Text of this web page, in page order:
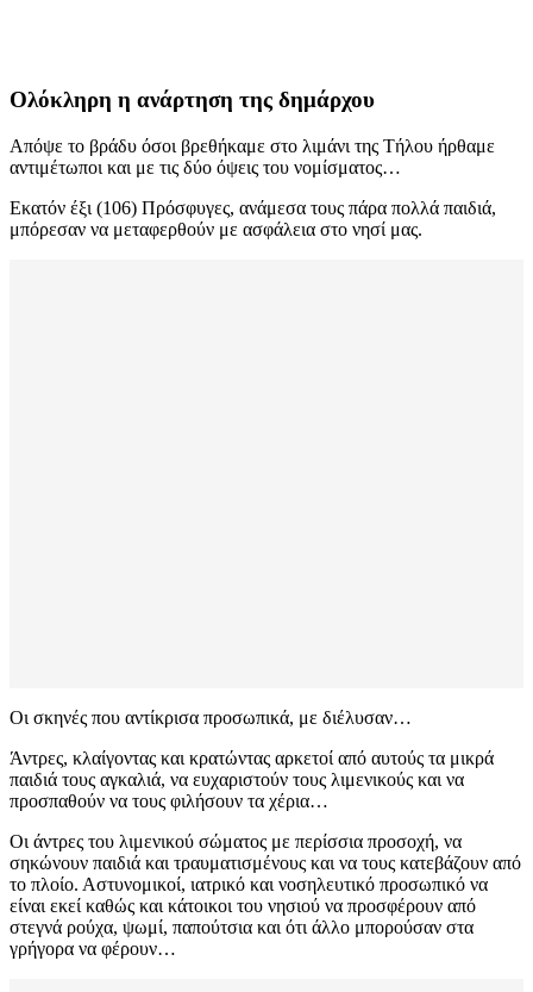
Ολόκληρη η ανάρτηση της δημάρχου
Απόψε το βράδυ όσοι βρεθήκαμε στο λιμάνι της Τήλου ήρθαμε
αντιμέτωποι και με τις δύο όψεις του νομίσματος…
Εκατόν έξι (106) Πρόσφυγες, ανάμεσα τους πάρα πολλά παιδιά,
μπόρεσαν να μεταφερθούν με ασφάλεια στο νησί μας.
Οι σκηνές που αντίκρισα προσωπικά, με διέλυσαν…
Άντρες, κλαίγοντας και κρατώντας αρκετοί από αυτούς τα μικρά
παιδιά τους αγκαλιά, να ευχαριστούν τους λιμενικούς και να
προσπαθούν να τους φιλήσουν τα χέρια…
Οι άντρες του λιμενικού σώματος με περίσσια προσοχή, να
σηκώνουν παιδιά και τραυματισμένους και να τους κατεβάζουν από
το πλοίο. Αστυνομικοί, ιατρικό και νοσηλευτικό προσωπικό να
είναι εκεί καθώς και κάτοικοι του νησιού να προσφέρουν από
στεγνά ρούχα, ψωμί, παπούτσια και ότι άλλο μπορούσαν στα
γρήγορα να φέρουν…